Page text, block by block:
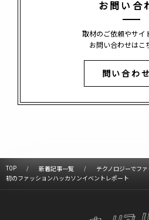
お問い合
取材のご依頼やサイ
お問い合わせはこ
問い合わ
TOP 新着記事一覧
テクノロジーでフ
初のファッションハッカソンイベントレポート